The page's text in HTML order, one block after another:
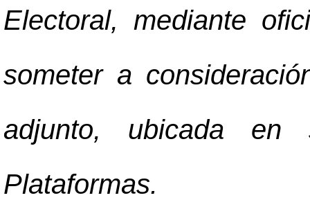
Electoral, mediante
someter a
adjunto, ubicada en
Plataformas.